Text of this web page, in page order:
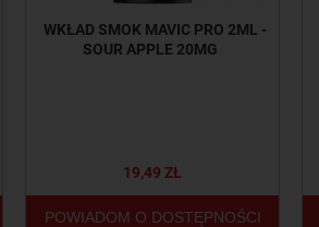
WKŁAD SMOK MAVIC PRO 2ML -
SOUR APPLE 20MG
19,49 ZŁ
POWIADOM O DOSTĘPNOŚCI